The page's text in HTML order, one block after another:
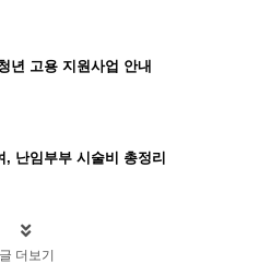
년 고용 지원사업 안내
, 난임부부 시술비 총정리
글 더보기